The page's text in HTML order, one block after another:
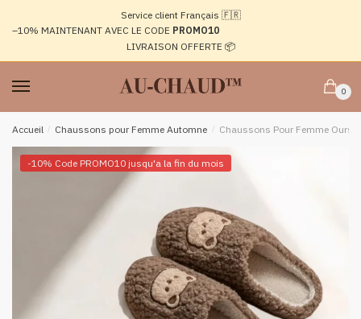
navigation
Service client Français 🇫🇷
–10% MAINTENANT AVEC LE CODE PROMO10
LIVRAISON OFFERTE 📦
0
Accueil / Chaussons pour Femme Automne / Chaussons Pour Femme
-10% Code PROMO10 jusqu'a la fin du mois